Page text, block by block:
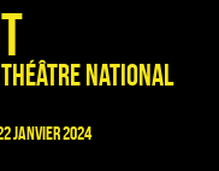
National
janvier 2024